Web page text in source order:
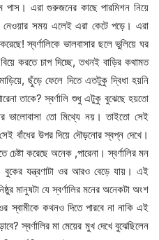
পাস। এরা গুরুজনের কাছে পারমিশন নিয়ে
সময় এলেই এরা কেটে পড়ে। এরা
স্বর্ণালিকে ভালবাসার ছলে ভুলিয়ে ঘর
করতে চাপ দিচ্ছে, তখনই বাড়ির কথামত
মাড়িয়ে, ছুঁড়ে ফেলে দিতে এতটুকু দ্বিধা হয়নি
তাকে? স্বর্ণালি শুধু এটুকু বুঝেছে হয়তো
ভালোবাসা তো মিথ্যে নয়। তাইতো সেই
বাঁধের উপর দিয়ে দৌড়নোর স্বপ্ন দেখে।
করেছে অনেক ,পারেনা। স্বর্ণালির মন
যন্ত্রণাটা ওর আরও বেড়ে যায়। এই
মানুষটা যে স্বর্ণালির মনের অনেকটা অংশ
স্বামীকে কথনও দিতে পারবে না নাকি এই
স্বর্ণালির মা মেয়ের মুখ দেখে বুঝেছিলেন